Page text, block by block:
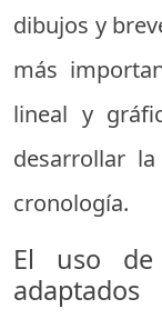
dibujos y
más
lineal y
desarrollar
cronología.
El uso de
adaptados